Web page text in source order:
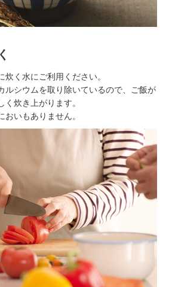
く水にご利用ください。
ルシウムを取り除いているので、ご飯が
炊き上がります。
おいもありません。